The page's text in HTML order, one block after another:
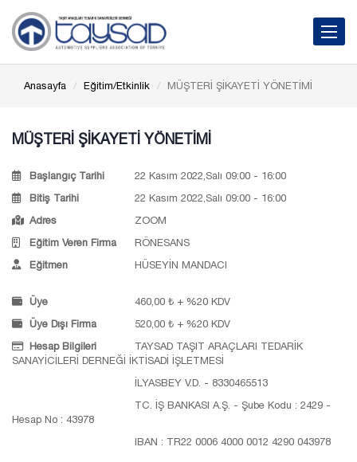
Toggle
Anasayfa Eğitim/Etkinlik MÜŞTERİ ŞİKAYETİ YÖNETİMİ
MÜŞTERİ ŞİKAYETİ YÖNETİMİ
Başlangıç Tarihi
22 Kasım 2022,Salı 09:00 - 16:00
Bitiş Tarihi
22 Kasım 2022,Salı 09:00 - 16:00
Adres
ZOOM
Eğitim Veren Firma
RÖNESANS
Eğitmen
HÜSEYİN MANDACI
Üye
460,00 ₺ + %20 KDV
Üye Dışı Firma
520,00 ₺ + %20 KDV
Hesap Bilgileri
TAYSAD TAŞIT ARAÇLARI TEDARİK
SANAYİCİLERİ DERNEĞİ İKTİSADİ İŞLETMESİ
İLYASBEY V.D. - 8330465513
TC. İŞ BANKASI A.Ş. - Şube Kodu : 2429 -
Hesap No : 43978
IBAN : TR22 0006 4000 0012 4290 043978